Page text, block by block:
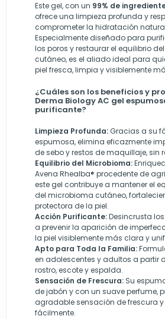
Este gel, con un 99% de
ofrece una limpieza profunda y
comprometer la hidratación
Especialmente diseñado para
los poros y restaurar el equilibrio
cutáneo, es el aliado ideal para
piel fresca, limpia y visiblemente
¿Cuáles son los beneficios y
Derma Biology AC gel
purificante?
Limpieza Profunda: Gracias a su
espumosa, elimina eficazmente
de sebo y restos de maquillaje, sin
Equilibrio del Microbioma:
Avena Rhealba® procedente de
este gel contribuye a mantener el
del microbioma cutáneo,
protectora de la piel.
Acción Purificante:Desincrusta
a prevenir la aparición de
la piel visiblemente más clara y
Apto para Toda la Familia:
en adolescentes y adultos a partir
rostro, escote y espalda.
Sensación de Frescura: Su
de jabón y con un suave perfume,
agradable sensación de frescura
fácilmente.